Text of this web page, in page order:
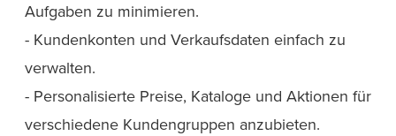
Aufgaben zu minimieren.
- Kundenkonten und Verkaufsdaten einfach zu
verwalten.
- Personalisierte Preise, Kataloge und Aktionen für
verschiedene Kundengruppen anzubieten.